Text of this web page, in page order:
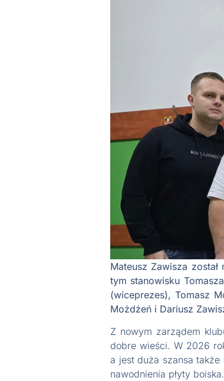
Mateusz Zawisza
tym stanowisku
(wiceprezes), Tomasz
Możdżeń i Dariusz
Z nowym zarządem
dobre wieści. W 2026
a jest duża szansa
nawodnienia płyty boiska.